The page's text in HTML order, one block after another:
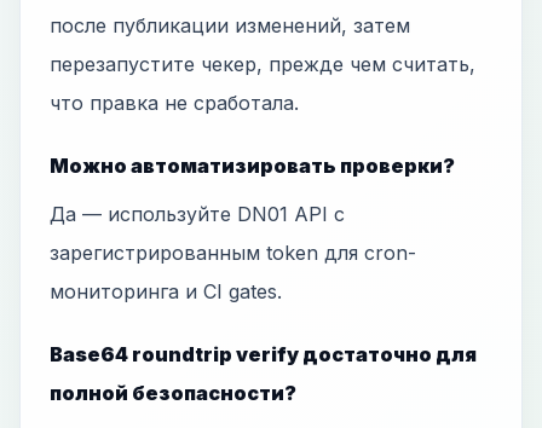
после публикации изменений, затем
перезапустите чекер, прежде чем считать,
что правка не сработала.
Можно автоматизировать проверки?
Да — используйте DN01 API с
зарегистрированным token для cron-
мониторинга и CI gates.
Base64 roundtrip verify достаточно для
полной безопасности?